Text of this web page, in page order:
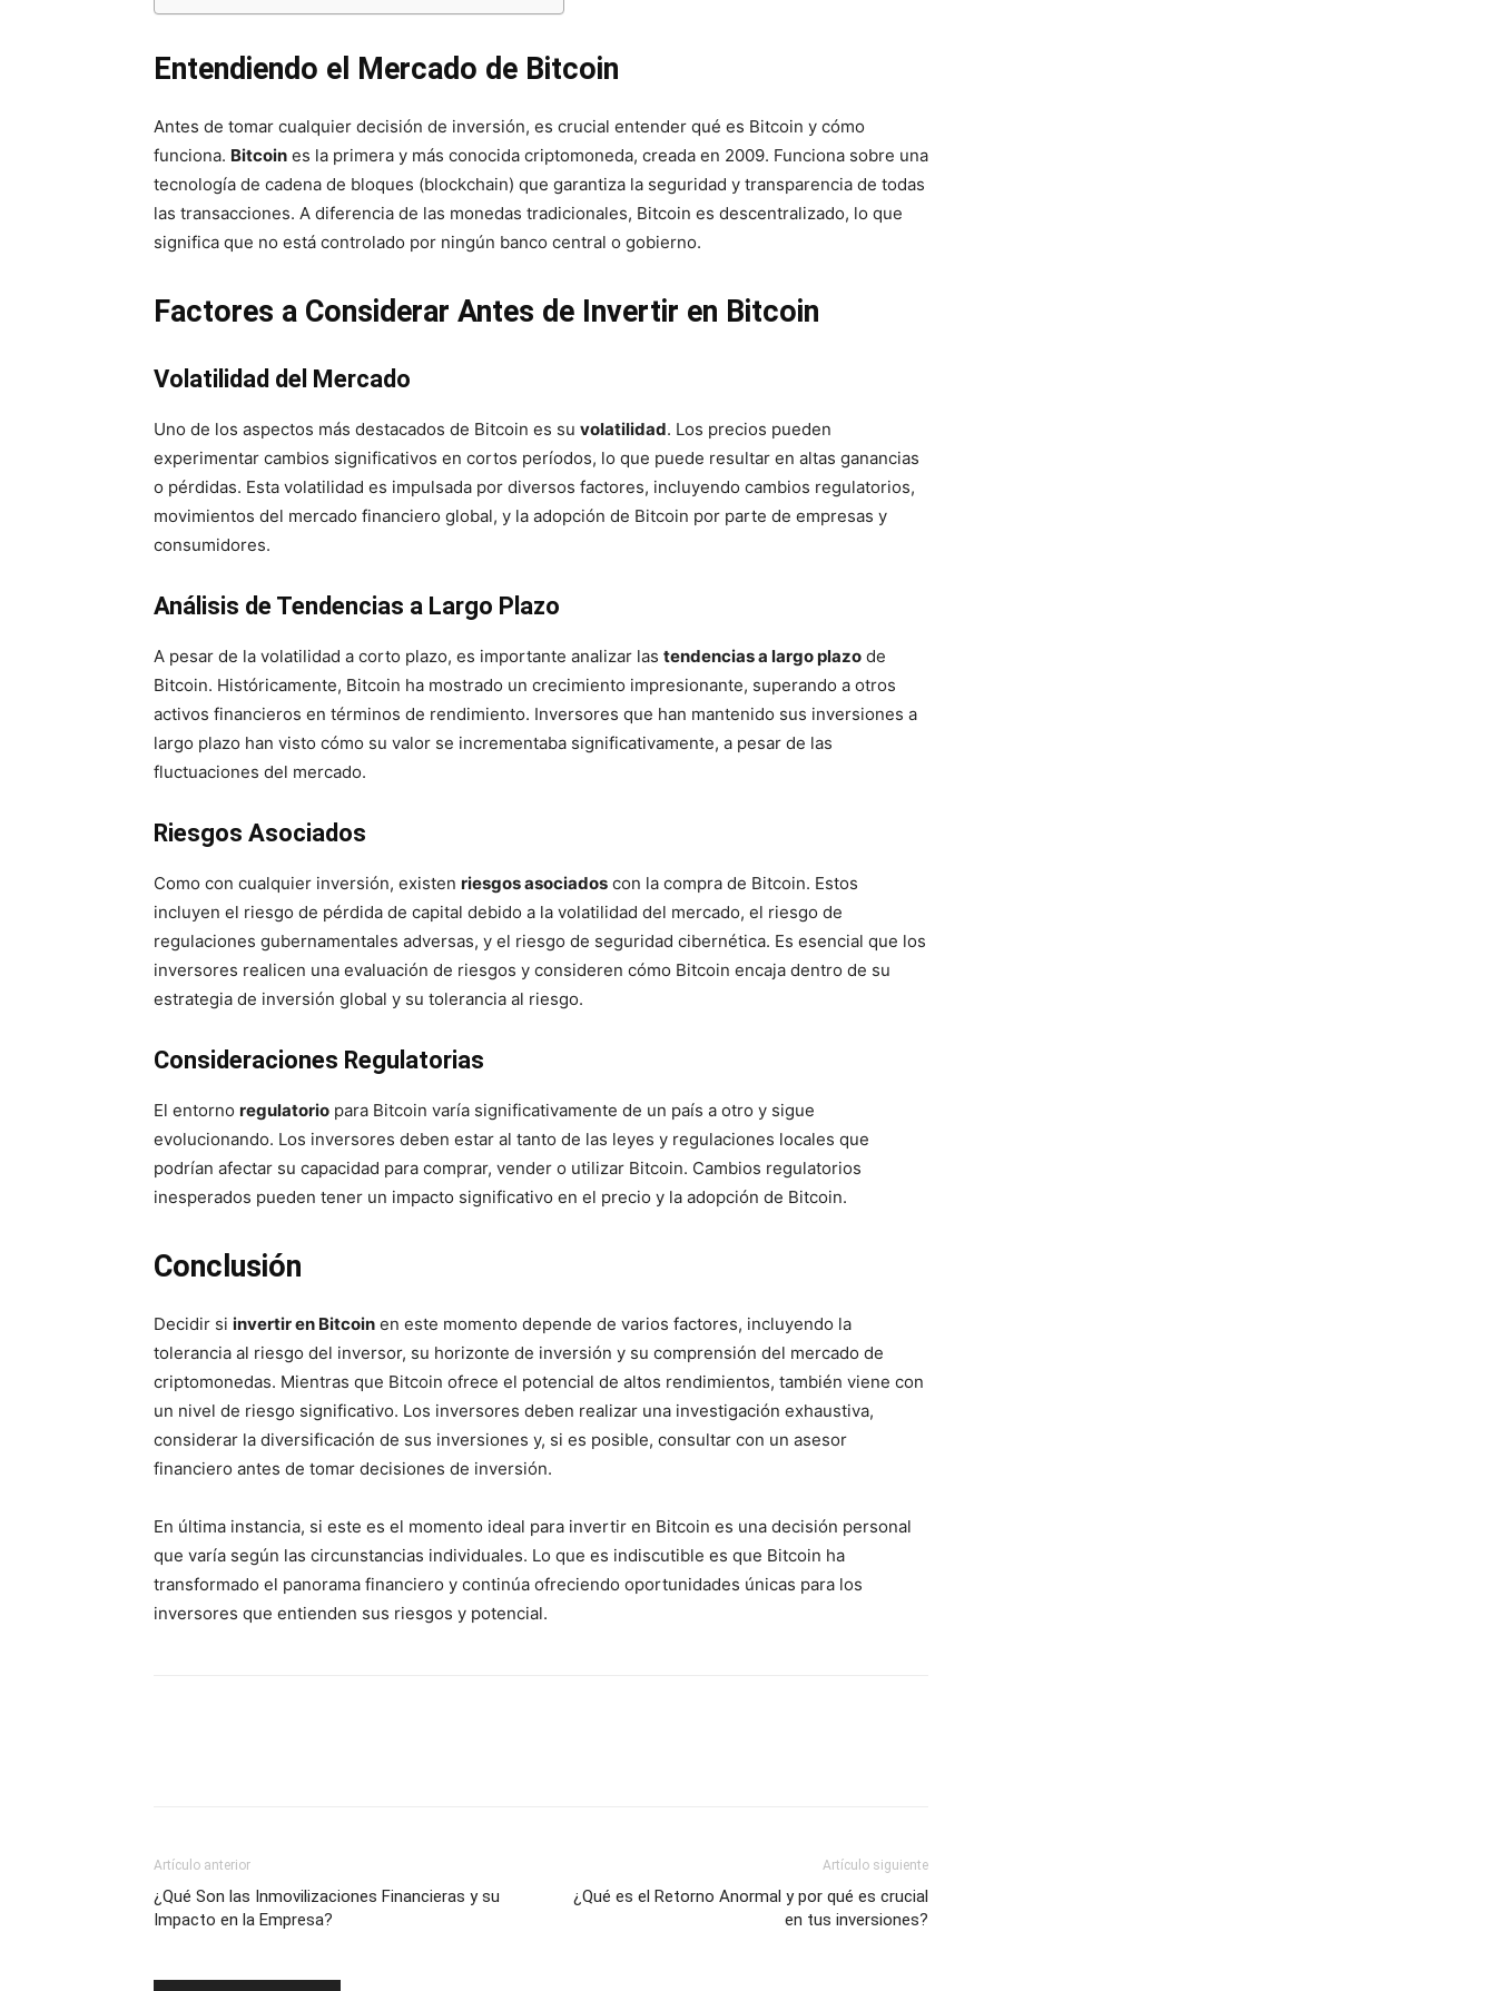
Entendiendo el Mercado de Bitcoin
Antes de tomar cualquier decisión de inversión, es crucial entender qué es Bitcoin y cómo
funciona. Bitcoin es la primera y más conocida criptomoneda, creada en 2009. Funciona sobre una
tecnología de cadena de bloques (blockchain) que garantiza la seguridad y transparencia de todas
las transacciones. A diferencia de las monedas tradicionales, Bitcoin es descentralizado, lo que
significa que no está controlado por ningún banco central o gobierno.
Factores a Considerar Antes de Invertir en Bitcoin
Volatilidad del Mercado
Uno de los aspectos más destacados de Bitcoin es su volatilidad. Los precios pueden
experimentar cambios significativos en cortos períodos, lo que puede resultar en altas ganancias
o pérdidas. Esta volatilidad es impulsada por diversos factores, incluyendo cambios regulatorios,
movimientos del mercado financiero global, y la adopción de Bitcoin por parte de empresas y
consumidores.
Análisis de Tendencias a Largo Plazo
A pesar de la volatilidad a corto plazo, es importante analizar las tendencias a largo plazo de
Bitcoin. Históricamente, Bitcoin ha mostrado un crecimiento impresionante, superando a otros
activos financieros en términos de rendimiento. Inversores que han mantenido sus inversiones a
largo plazo han visto cómo su valor se incrementaba significativamente, a pesar de las
fluctuaciones del mercado.
Riesgos Asociados
Como con cualquier inversión, existen riesgos asociados con la compra de Bitcoin. Estos
incluyen el riesgo de pérdida de capital debido a la volatilidad del mercado, el riesgo de
regulaciones gubernamentales adversas, y el riesgo de seguridad cibernética. Es esencial que los
inversores realicen una evaluación de riesgos y consideren cómo Bitcoin encaja dentro de su
estrategia de inversión global y su tolerancia al riesgo.
Consideraciones Regulatorias
El entorno regulatorio para Bitcoin varía significativamente de un país a otro y sigue
evolucionando. Los inversores deben estar al tanto de las leyes y regulaciones locales que
podrían afectar su capacidad para comprar, vender o utilizar Bitcoin. Cambios regulatorios
inesperados pueden tener un impacto significativo en el precio y la adopción de Bitcoin.
Conclusión
Decidir si invertir en Bitcoin en este momento depende de varios factores, incluyendo la
tolerancia al riesgo del inversor, su horizonte de inversión y su comprensión del mercado de
criptomonedas. Mientras que Bitcoin ofrece el potencial de altos rendimientos, también viene con
un nivel de riesgo significativo. Los inversores deben realizar una investigación exhaustiva,
considerar la diversificación de sus inversiones y, si es posible, consultar con un asesor
financiero antes de tomar decisiones de inversión.
En última instancia, si este es el momento ideal para invertir en Bitcoin es una decisión personal
que varía según las circunstancias individuales. Lo que es indiscutible es que Bitcoin ha
transformado el panorama financiero y continúa ofreciendo oportunidades únicas para los
inversores que entienden sus riesgos y potencial.
Artículo anterior
¿Qué Son las Inmovilizaciones Financieras y su
Impacto en la Empresa?
Artículo siguiente
¿Qué es el Retorno Anormal y por qué es crucial
en tus inversiones?